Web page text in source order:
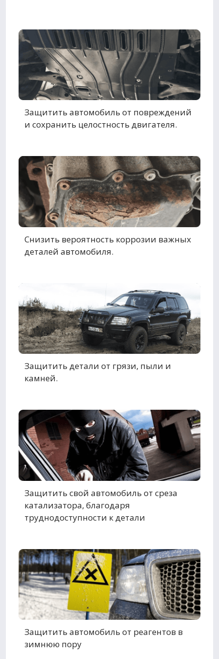
Защитить автомобиль от повреждений
и сохранить целостность двигателя.
Снизить вероятность коррозии важных
деталей автомобиля.
Защитить детали от грязи, пыли и
камней.
Защитить свой автомобиль от среза
катализатора, благодаря
труднодоступности к детали
Защитить автомобиль от реагентов в
зимнюю пору